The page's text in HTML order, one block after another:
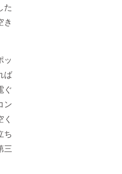
た
き
ッ
ば
ぐ
ン
ち
三